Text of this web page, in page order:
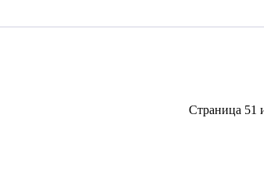
Страница 51